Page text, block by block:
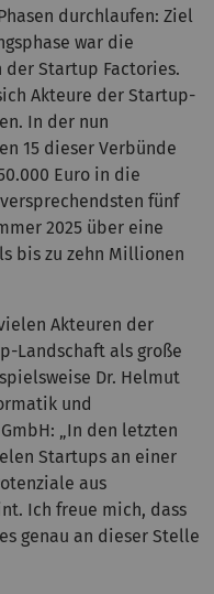
durchlaufen: Ziel
war die
Startup Factories.
Akteure der Startup-
In der nun
15 dieser Verbünde
Euro in die
fünf
2025 über eine
bis zu zehn Millionen
Akteuren der
Landschaft als große
Dr. Helmut
und
„In den letzten
Startups an einer
aus
Ich freue mich, dass
genau an dieser Stelle